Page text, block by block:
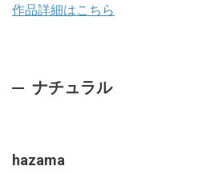
作品詳細はこちら
ナチュラル
hazama